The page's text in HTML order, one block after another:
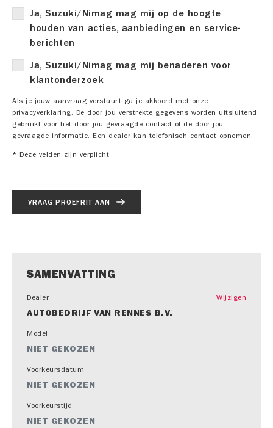
Ja, Suzuki/Nimag mag mij op de hoogte
houden van acties, aanbiedingen en service-
berichten
Ja, Suzuki/Nimag mag mij benaderen voor
klantonderzoek
Als je jouw aanvraag verstuurt ga je akkoord met onze
privacyverklaring. De door jou verstrekte gegevens worden uitsluitend
gebruikt voor het door jou gevraagde contact of de door jou
gevraagde informatie. Een dealer kan telefonisch contact opnemen.
* Deze velden zijn verplicht
VRAAG PROEFRIT AAN
SAMENVATTING
Dealer Wijzigen
AUTOBEDRIJF VAN RENNES B.V.
Model
NIET GEKOZEN
Voorkeursdatum
NIET GEKOZEN
Voorkeurstijd
NIET GEKOZEN